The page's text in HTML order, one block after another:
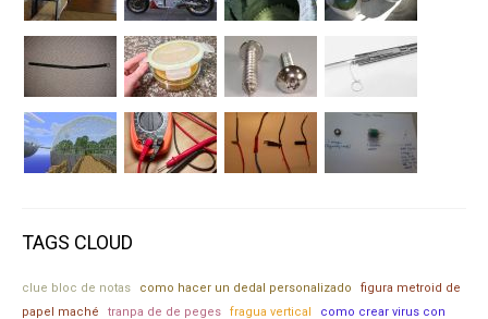
TAGS CLOUD
clue bloc de notas como hacer un dedal personalizado
figura metroid de
papel maché
tranpa de de peges fragua vertical como crear virus con